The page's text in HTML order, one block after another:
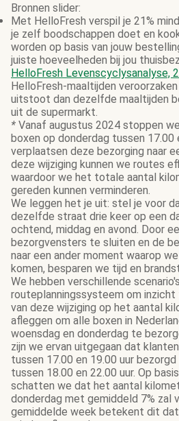
Bronnen slider:
Met HelloFresh verspil je 21%
je zelf boodschappen doet en
worden op basis van jouw
juiste hoeveelheden bij jou
HelloFresh Levenscyclysanalyse,
HelloFresh-maaltijden veroorzaken
uitstoot dan dezelfde maaltijden
uit de supermarkt.
* Vanaf augustus 2024 stoppen
boxen op donderdag tussen 17.00
verplaatsen deze bezorging naar
deze wijziging kunnen we routes
waardoor we het totale aantal
gereden kunnen verminderen.
We leggen het je uit: stel je voor
dezelfde straat drie keer op een
ochtend, middag en avond. Door
bezorgvensters te sluiten en de
naar een ander moment waarop
komen, besparen we tijd en
We hebben verschillende
routeplanningssysteem om
van deze wijziging op het aantal
afleggen om alle boxen in
woensdag en donderdag te
zijn we ervan uitgegaan dat
tussen 17.00 en 19.00 uur
tussen 18.00 en 22.00 uur. Op
schatten we dat het aantal
donderdag met gemiddeld 7% zal
gemiddelde week betekent dit